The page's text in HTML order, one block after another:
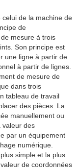
de la machine de
de
mesure à trois
Son principe est
une ligne à partir de
à partir de lignes.
de mesure de
dans trois
tableau de travail
des pièces. La
manuellement ou
valeur des
par un équipement
numérique.
simple et la plus
de coordonnées